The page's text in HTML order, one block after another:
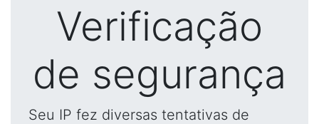
Verificação
de segurança
Seu IP fez diversas tentativas de